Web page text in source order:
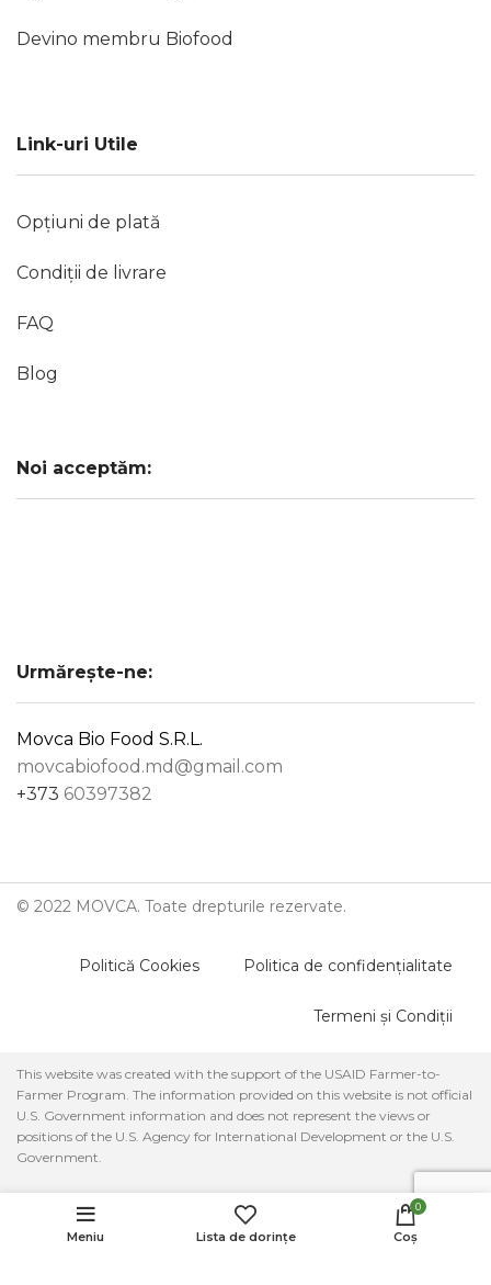
Devino membru Biofood
Link-uri Utile
Opțiuni de plată
Condiții de livrare
FAQ
Blog
Noi acceptăm:
Urmărește-ne:
Movca Bio Food S.R.L.
movcabiofood.md@gmail.com
+373 60397382
© 2022 MOVCA. Toate drepturile rezervate.
Politică Cookies Politica de confidențialitate
Termeni și Condiții
This website was created with the support of the USAID Farmer-to-
Farmer Program. The information provided on this website is not official
U.S. Government information and does not represent the views or
positions of the U.S. Agency for International Development or the U.S.
Government.
Parteneri:Ceai
Zăbriceni
MDL ADD TO CART
Meniu Lista de dorințe
0
Coș